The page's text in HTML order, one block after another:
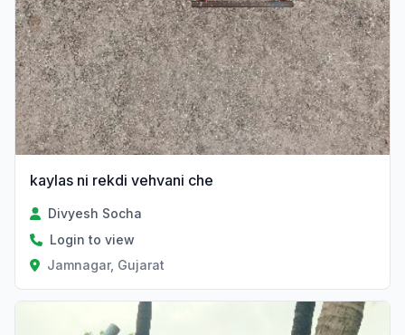
kaylas ni rekdi vehvani che
Divyesh Socha
Login to view
Jamnagar, Gujarat